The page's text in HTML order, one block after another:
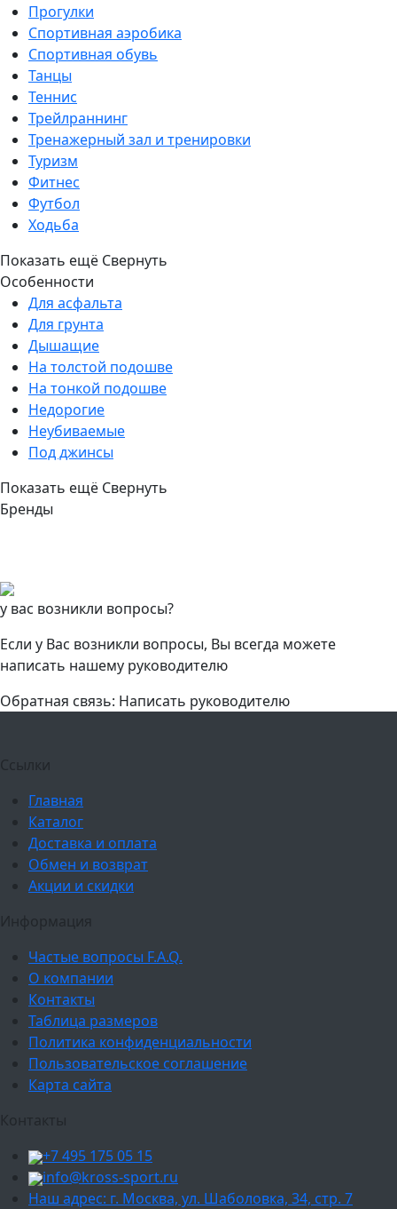
Прогулки
Спортивная аэробика
Спортивная обувь
Танцы
Теннис
Трейлраннинг
Тренажерный зал и тренировки
Туризм
Фитнес
Футбол
Ходьба
Показать ещё Свернуть
Особенности
Для асфальта
Для грунта
Дышащие
На толстой подошве
На тонкой подошве
Недорогие
Неубиваемые
Под джинсы
Показать ещё Свернуть
Бренды
у вас возникли вопросы?
Если у Вас возникли вопросы, Вы всегда можете
написать нашему руководителю
Обратная связь: Написать руководителю
Ссылки
Главная
Каталог
Доставка и оплата
Обмен и возврат
Акции и скидки
Информация
Частые вопросы F.A.Q.
О компании
Контакты
Таблица размеров
Политика конфиденциальности
Пользовательское соглашение
Карта сайта
Контакты
+7 495 175 05 15
info@kross-sport.ru
Наш адрес: г. Москва, ул. Шаболовка, 34, стр. 7